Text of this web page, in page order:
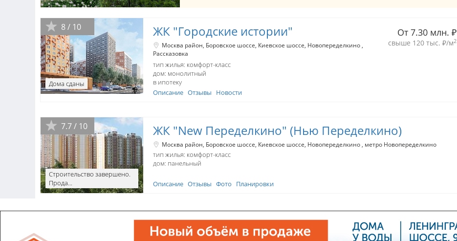
8 / 10
Дома сданы
ЖК "Городские истории" От 7.30 млн. ₽
свыше 120 тыс. ₽/м2
Москва район Боровское шоссе Киевское шоссе Новопеределкино
Рассказовка
тип жилья: комфорт-класс
дом: монолитный
в ипотеку
Описание Отзывы Новости
7.7 / 10
Строительство завершено.
Прода...
ЖК "New Переделкино" (Нью Переделкино)
Москва район Боровское шоссе Киевское шоссе Новопеределкино метро Новопеределкино
тип жилья: комфорт-класс
дом: панельный
Описание Отзывы Фото Планировки